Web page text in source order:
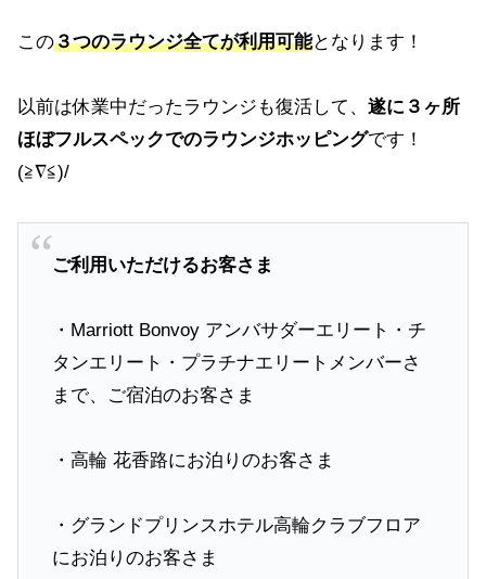
この３つのラウンジ全てが利用可能となります！
以前は休業中だったラウンジも復活して、 遂に３ヶ所
ほぼフルスペックでのラウンジホッピングです！
(≧∇≦)/
ご利用いただけるお客さま
・Marriott Bonvoy アンバサダーエリート・チ
タンエリート・プラチナエリートメンバーさ
まで、ご宿泊のお客さま
・高輪 花香路にお泊りのお客さま
・グランドプリンスホテル高輪クラブフロア
にお泊りのお客さま